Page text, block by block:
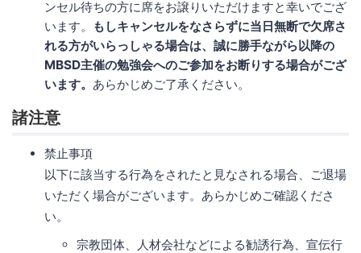
ンセル待ちの方に席をお譲りいただけますと幸いでござ
います。
もしキャンセルをなさらずに当日無断で欠席さ
れる方がいらっしゃる場合は、誠に勝手ながら以降の
MBSD主催の勉強会へのご参加をお断りする場合がござ
います。 あらかじめご了承ください。
諸注意
禁止事項
以下に該当する行為をされたと見なされる場合、ご退場
いただく場合がございます。あらかじめご確認くださ
い。
宗教団体、人材会社などによる勧誘行為、宣伝行